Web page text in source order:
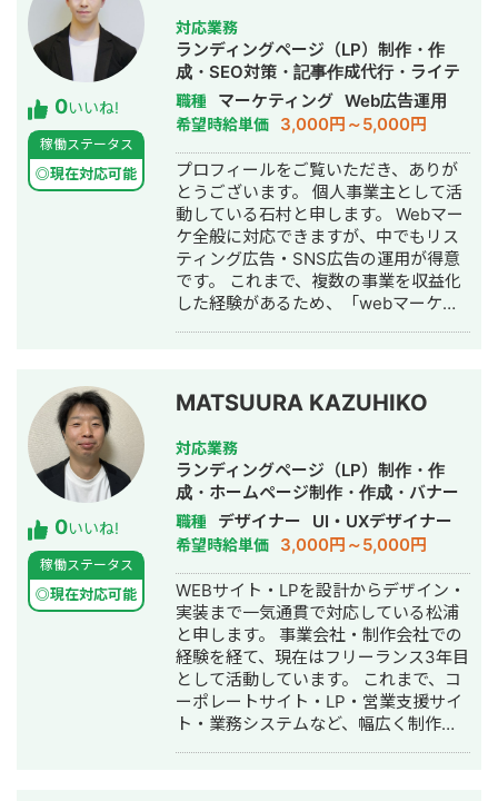
0いいね!
稼働ステータス
◎現在対応可能
対応業務
ランディングページ（LP）制作・作
成・SEO対策・記事作成代行・ライテ
ィング・ホームページ制作・作成・バ
ナー制作・デザイン・ロゴデザイン・
作成・リスティング広告運用代行・オ
ウンドメディア制作・構築・運用代行
職種 マーケティング Web広告運用
希望時給単価 3,000円～5,000円
プロフィールをご覧いただき、ありが
とうございます。 個人事業主として活
動している石村と申します。 Webマー
ケ全般に対応できますが、中でもリス
ティング広告・SNS広告の運用が得意
です。 これまで、複数の事業を収益化
した経験があるため、「webマーケテ
確保されていないフェーズにおける
web集客のご依頼もあったため、低予
算での収益化も可能です。 ■略歴 web
広告代理店にて勤務→web広告代理店
へ転職→独立 ■対応できる業務 ・イン
ターネット広告（Google広告、
Facebook広告、Instagram広告、
Yahoo!広告、TikTok広告、Twitter広告
等）に関連する、設定や運用、GTM、
GAを用いた計測タグの設置など ・SEO
対策/記事制作代行 ・webサイト制作
■得意領域 ・オンラインスクール ・求
人サイト（toC） ・求人広告の代理販
売（toB）
0いいね!
稼働ステータス
◎現在対応可能
MATSUURA KAZUHIKO
対応業務
ランディングページ（LP）制作・作
成・ホームページ制作・作成・バナー
制作・デザイン・ロゴデザイン・作
成・リスティング広告運用代行・動画
制作・動画編集
職種 デザイナー UI・UXデザイナー
希望時給単価 3,000円～5,000円
WEBサイト・LPを設計からデザイン・
実装まで一気通貫で対応している松浦
と申します。 事業会社・制作会社での
経験を経て、現在はフリーランス3年目
として活動しています。 これまで、コ
ーポレートサイト・LP・営業支援サイ
ト・業務システムなど、幅広く制作に